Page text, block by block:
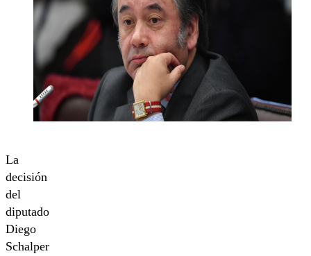
La
decisión
del
diputado
Diego
Schalper